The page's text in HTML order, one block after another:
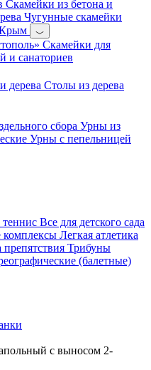
Скамейки из бетона и
Чугунные скамейки
Крым
Скамейки для
и санаториев
дерева Столы из дерева
сбора Урны из
Урны с пепельницей
Все для детского сада
комплексы Легкая атлетика
Трибуны
(балетные)
с выносом 2-